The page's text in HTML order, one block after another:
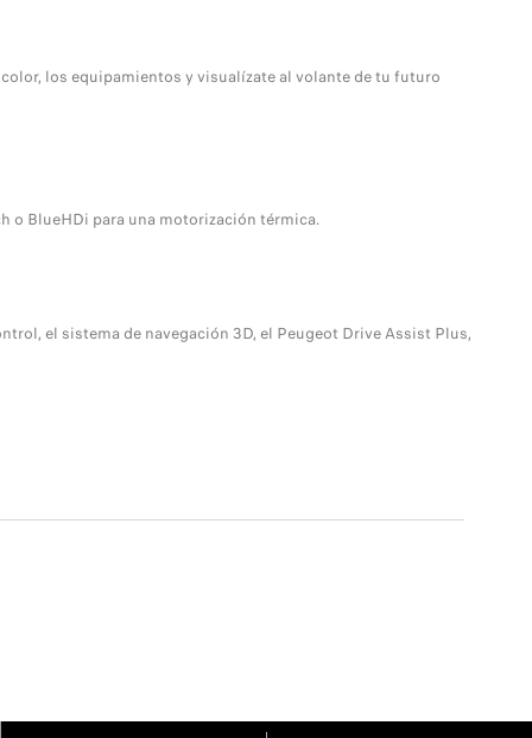
los equipamientos y visualízate al volante de tu futuro
o BlueHDi para una motorización térmica.
el sistema de navegación 3D, el Peugeot Drive Assist Plus,